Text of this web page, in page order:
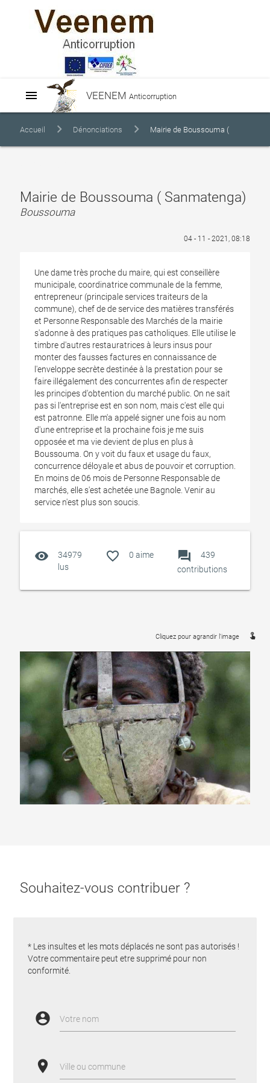
VEENEMAnticorruption
menu
Accueil Dénonciations Mairie de Boussouma (
Mairie de Boussouma ( Sanmatenga)
Boussouma
04 - 11 - 2021, 08:18
Une dame très proche du maire, qui est conseillère
municipale, coordinatrice communale de la femme,
entrepreneur (principale services traiteurs de la
commune), chef de de service des matières transférés
et Personne Responsable des Marchés de la mairie
s'adonne à des pratiques pas catholiques. Elle utilise le
timbre d'autres restauratrices à leurs insus pour
monter des fausses factures en connaissance de
l'enveloppe secrète destinée à la prestation pour se
faire illégalement des concurrentes afin de respecter
les principes d'obtention du marché public. On ne sait
pas si l'entreprise est en son nom, mais c'est elle qui
est patronne. Elle m'a appelé signer une fois au nom
d'une entreprise et la prochaine fois je me suis
opposée et ma vie devient de plus en plus à
Boussouma. On y voit du faux et usage du faux,
concurrence déloyale et abus de pouvoir et corruption.
En moins de 06 mois de Personne Responsable de
marchés, elle s'est achetée une Bagnole. Venir au
service n'est plus son soucis.
visibility
34979
lus
favorite_outline 0 aime forum
439
contributions
Cliquez pour agrandir l'image touch_app
Souhaitez-vous contribuer ?
* Les insultes et les mots déplacés ne sont pas autorisés !
Votre commentaire peut etre supprimé pour non
conformité.
account_circle Votre nom
place Ville ou commune